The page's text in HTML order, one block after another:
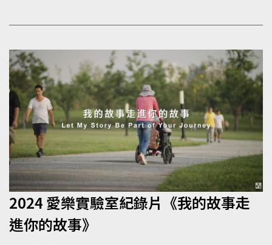
2024 愛樂實驗室紀錄片《我的故事走
進你的故事》